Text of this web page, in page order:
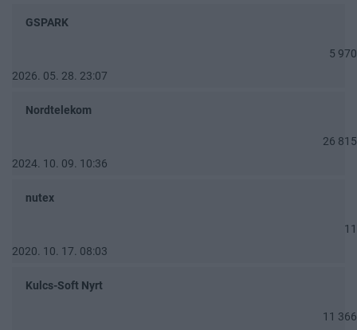
GSPARK
5 970
2026. 05. 28. 23:07
Nordtelekom
26 815
2024. 10. 09. 10:36
nutex
11
2020. 10. 17. 08:03
Kulcs-Soft Nyrt
11 366